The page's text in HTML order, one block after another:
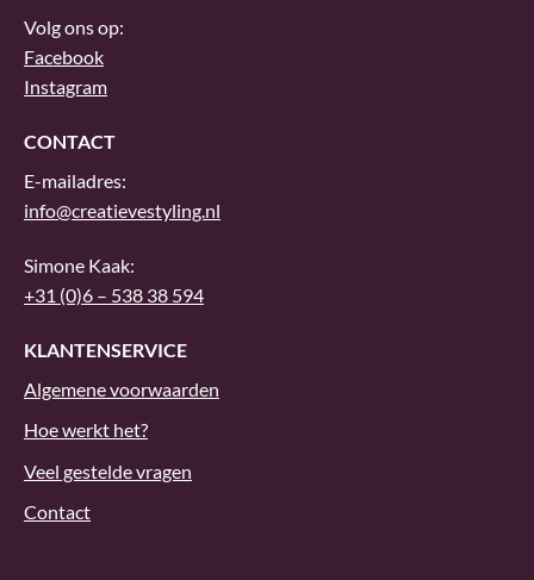
Volg ons op:
Facebook
Instagram
CONTACT
E-mailadres:
info@creatievestyling.nl
Simone Kaak:
+31 (0)6 – 538 38 594
KLANTENSERVICE
Algemene voorwaarden
Hoe werkt het?
Veel gestelde vragen
Contact